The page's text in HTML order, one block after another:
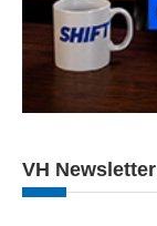
VH Newsletter